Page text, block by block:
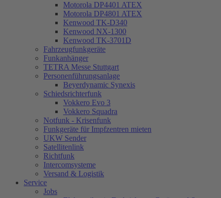
Motorola DP4401 ATEX
Motorola DP4801 ATEX
Kenwood TK-D340
Kenwood NX-1300
Kenwood TK-3701D
Fahrzeugfunkgeräte
Funkanhänger
TETRA Messe Stuttgart
Personenführungsanlage
Beyerdynamic Synexis
Schiedsrichterfunk
Vokkero Evo 3
Vokkero Squadra
Notfunk - Krisenfunk
Funkgeräte für Impfzentren mieten
UKW Sender
Satellitenlink
Richtfunk
Intercomsysteme
Versand & Logistik
Service
Jobs